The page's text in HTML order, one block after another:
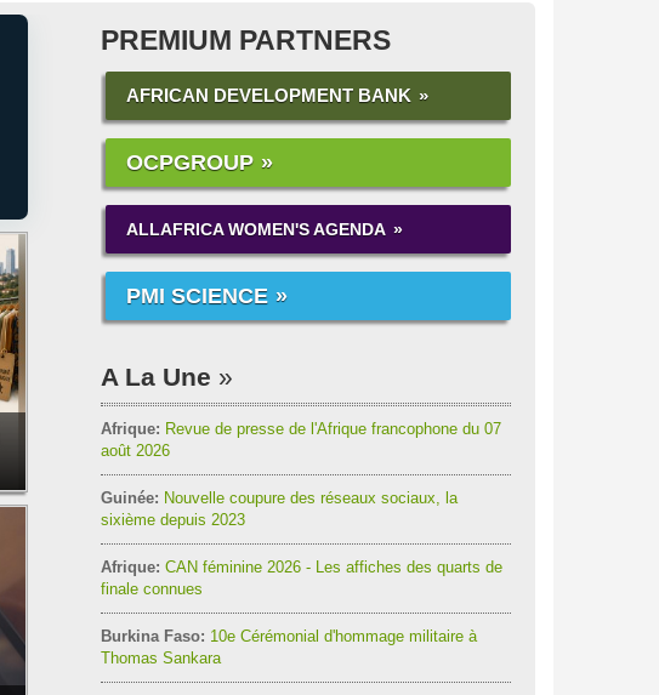
PREMIUM PARTNERS
AFRICAN DEVELOPMENT BANK
OCPGROUP
ALLAFRICA WOMEN'S AGENDA
PMI SCIENCE
A La Une
Afrique: Revue de presse de l'Afrique francophone du 07
août 2026
Guinée: Nouvelle coupure des réseaux sociaux, la
sixième depuis 2023
Afrique: CAN féminine 2026 - Les affiches des quarts de
finale connues
Burkina Faso: 10e Cérémonial d'hommage militaire à
Thomas Sankara